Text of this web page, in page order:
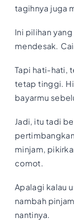
tagihnya juga
Ini pilihan
mendesak.
Tapi hati-hati,
tetap tinggi.
bayarmu
Jadi, itu tadi
minjam,
comot.
Apalagi kalau
nambah
nantinya.